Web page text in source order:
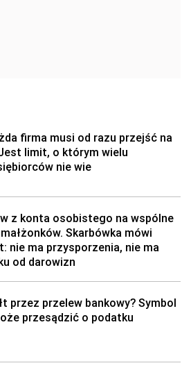
firma musi od razu przejść na
Jest limit, o którym wielu
nie wie
z konta osobistego na wspólne
Skarbówka mówi
nie ma przysporzenia, nie ma
od darowizn
przez przelew bankowy? Symbol
przesądzić o podatku